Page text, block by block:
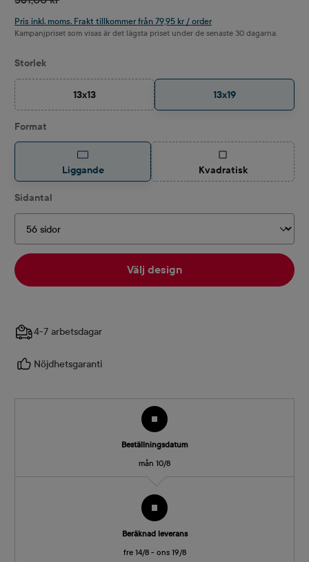
Pris inkl. moms. Frakt tillkommer från 79,95 kr / order
Kampanjpriset som visas är det lägsta priset under de senaste 30 dagarna.
Välj
Storlek
13x13
(Det här alternativet är för närvarande inte tillgängligt.)
13x19
Välj
Format
Liggande Kvadratisk(Det här alternativet
Välj
Sidantal
Välj design
4-7 arbetsdagar
Nöjdhetsgaranti
Beställningsdatum
mån 10/8
Beräknad leverans
fre 14/8 - ons 19/8